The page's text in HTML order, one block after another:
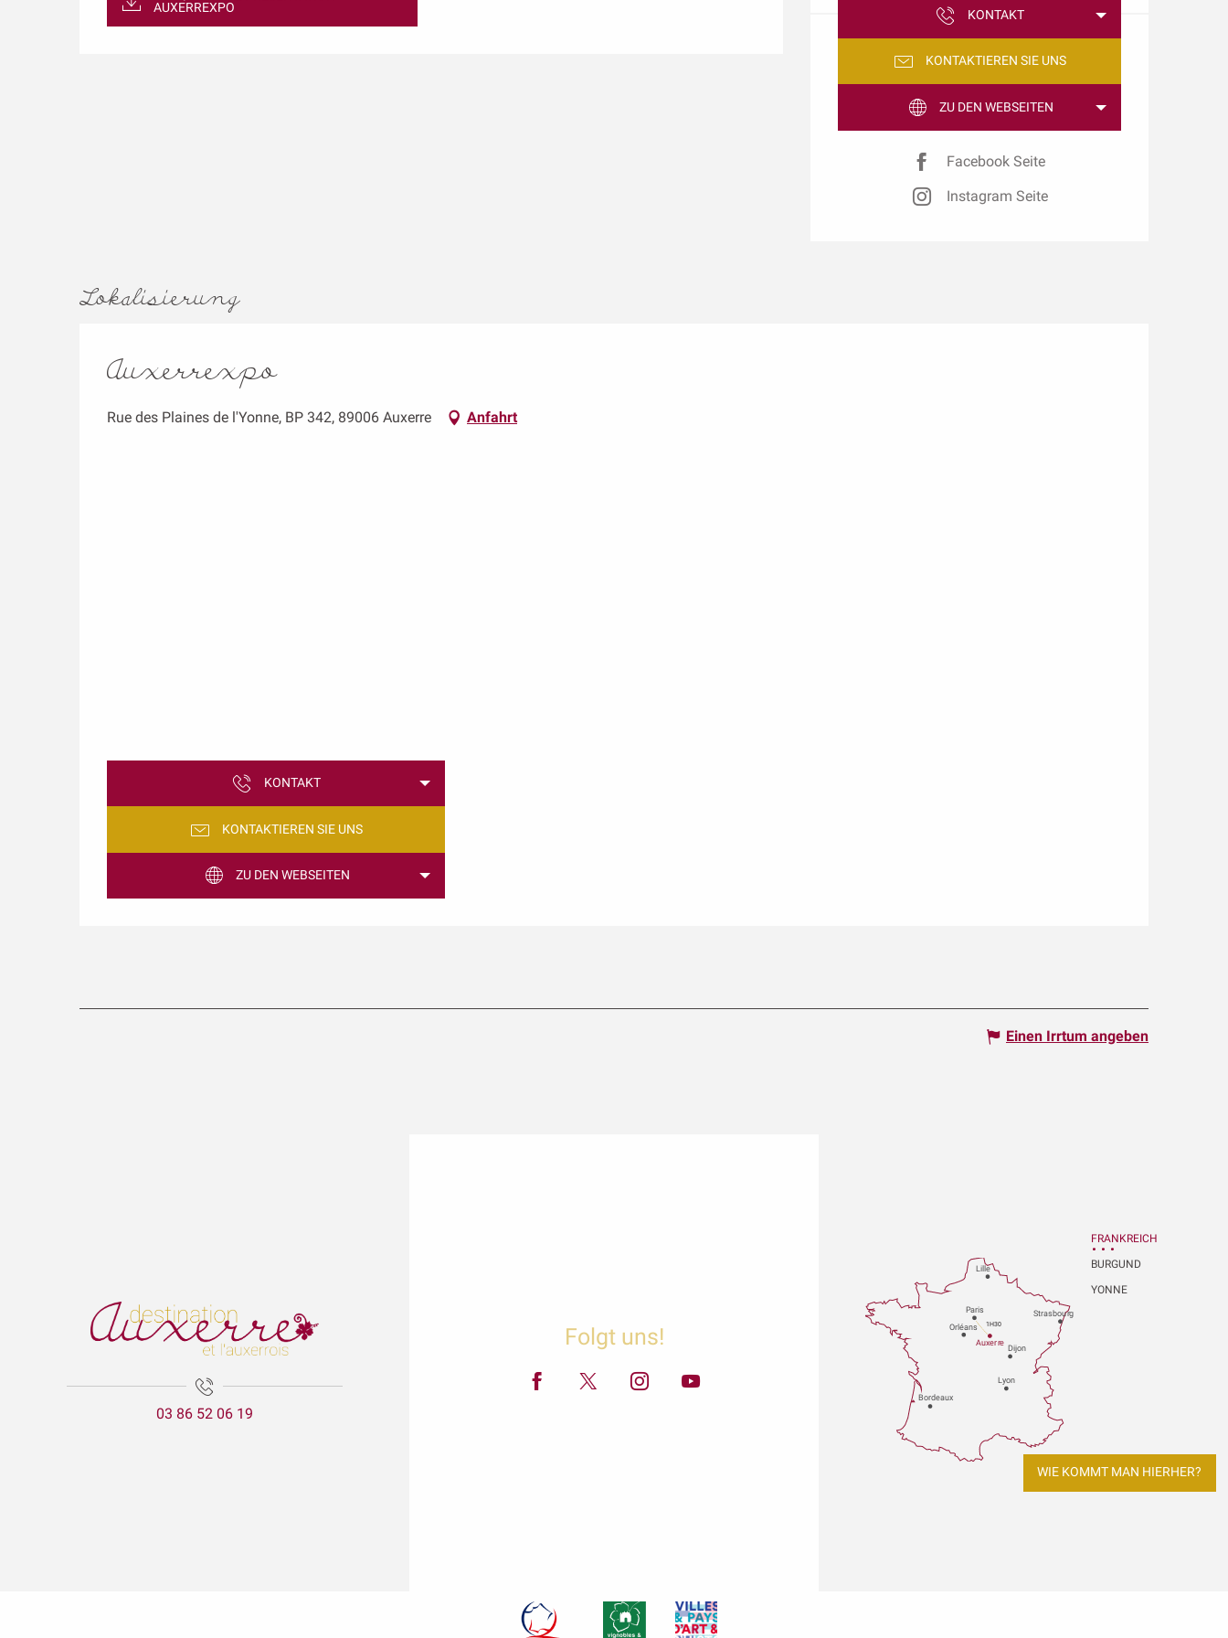
KONTAKT
KONTAKTIEREN SIE UNS
ZU DEN WEBSEITEN
Facebook Seite
Instagram Seite
AUXERREXPO
Lokalisierung
Auxerrexpo
Rue des Plaines de l'Yonne, BP 342, 89006 Auxerre Anfahrt
KONTAKT
KONTAKTIEREN SIE UNS
ZU DEN WEBSEITEN
Einen Irrtum angeben
03 86 52 06 19
Folgt uns!
Paris
Dijon
Orléans
Bordeaux
Lyon
Auxerre
Strasbourg
Lille
1H30
FRANKREICH
BURGUND
YONNE
WIE KOMMT MAN HIERHER?